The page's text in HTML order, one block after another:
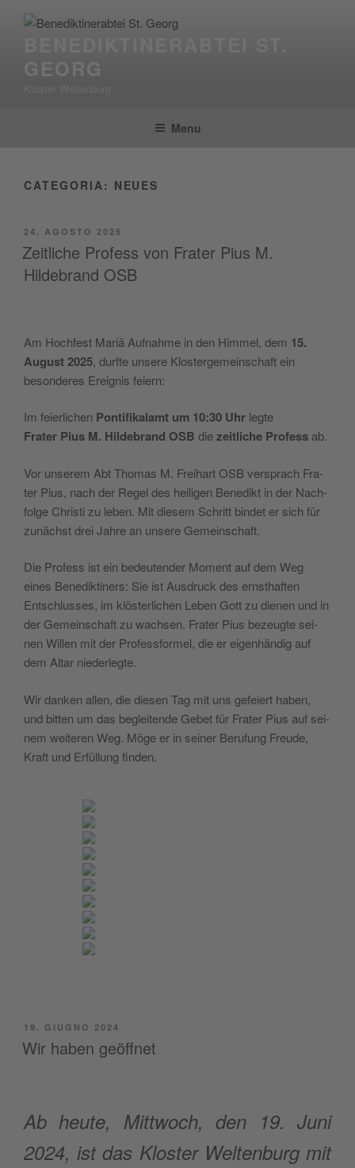
Menu
CATEGORIA: NEUES
PUBBLICATO
IL
24. AGOSTO 2025
Zeitliche Profess von Frater Pius M.
Hildebrand OSB
Am Hoch­fe­st Mariä Auf­nah­me in den Him­mel, dem 15.
Augu­st 2025, durf­te unse­re Klo­ster­ge­mein­schaft ein
beson­de­res Erei­gnis feiern:
Im feier­li­chen Pon­ti­fi­ka­lamt um 10:30 Uhr legte
Fra­ter Pius M. Hil­de­brand OSB diezei­tli­che Pro­fess ab.
Vor unse­rem Abt Tho­mas M. Frei­hart OSB ver­sprach Fra­
ter Pius, nach der Regel des hei­li­gen Bene­dikt in der Nach­
fol­ge Chri­sti zu leben. Mit die­sem Schritt bin­det er sich für
zunä­ch­st drei Jah­re an unse­re Gemeinschaft.
Die Pro­fess ist ein bedeu­ten­der Moment auf dem Weg
eines Bene­dik­ti­ners: Sie ist Ausdruck des ern­sthaf­ten
Entschlus­ses, im klö­ster­li­chen Leben Gott zu die­nen und in
der Gemein­schaft zu wach­sen. Fra­ter Pius bezeug­te sei­
nen Wil­len mit der Pro­fes­sfor­mel, die er eige­n­hän­dig auf
dem Altar niederlegte.
Wir dan­ken allen, die die­sen Tag mit uns gefeiert haben,
und bit­ten um das beglei­ten­de Gebet für Fra­ter Pius auf sei­
nem wei­te­ren Weg. Möge er in sei­ner Beru­fung Freu­de,
Kraft und Erfül­lung finden.
PUBBLICATO
IL
19. GIUGNO 2024
Wir haben geöffnet
Ab heu­te, Mitt­woch, den 19. Juni
2024, ist das Klo­ster Welt­en­burg mit